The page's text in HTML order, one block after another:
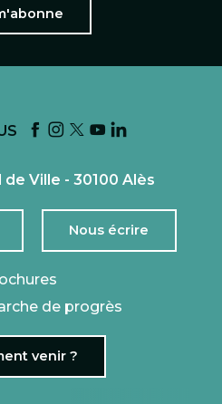
Ville - 30100 Alès
Nous écrire
de progrès
venir ?